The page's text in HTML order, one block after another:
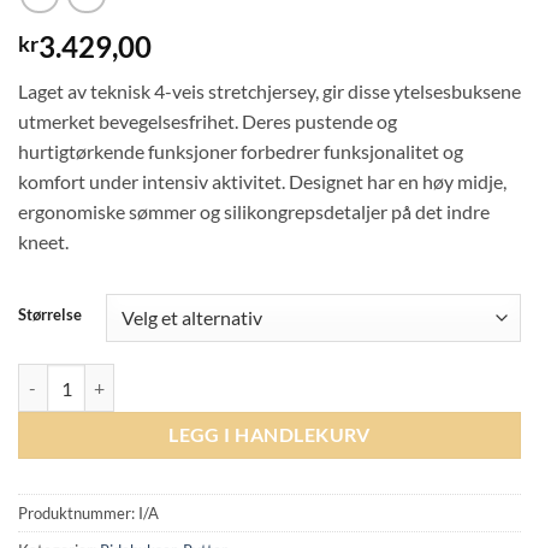
kr3.429,00
Laget av teknisk 4-veis stretchjersey, gir disse ytelsesbuksene
utmerket bevegelsesfrihet. Deres pustende og
hurtigtørkende funksjoner forbedrer funksjonalitet og
komfort under intensiv aktivitet. Designet har en høy midje,
ergonomiske sømmer og silikongrepsdetaljer på det indre
kneet.
Størrelse
LEGG I HANDLEKURV
Produktnummer: I/A